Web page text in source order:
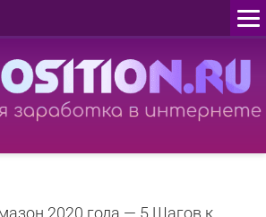
2020 года — 5 Шагов к